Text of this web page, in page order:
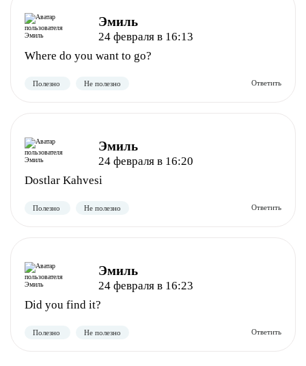
Полезно Не полезно
Эмиль
24 февраля в 16:13
Where do you want to go?
Эмиль
24 февраля в 16:20
Dostlar Kahvesi
Эмиль
24 февраля в 16:23
Did you find it?